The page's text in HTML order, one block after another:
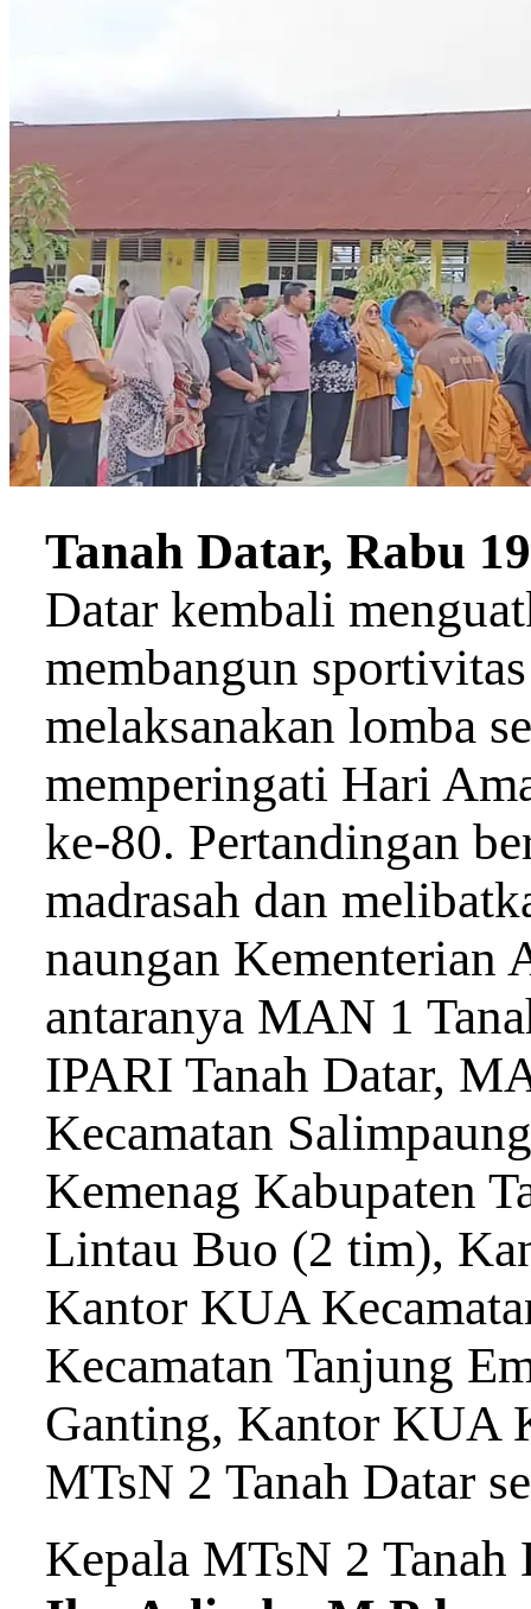
Tanah Datar, Rabu
Datar kembali
membangun
melaksanakan lomba
memperingati Hari
ke-80. Pertandingan
madrasah dan
naungan Kementerian
antaranya MAN 1
IPARI Tanah Datar,
Kecamatan
Kemenag Kabupaten
Lintau Buo (2 tim),
Kantor KUA
Kecamatan Tanjung
Ganting, Kantor KUA
MTsN 2 Tanah Datar
Kepala MTsN 2 Tanah